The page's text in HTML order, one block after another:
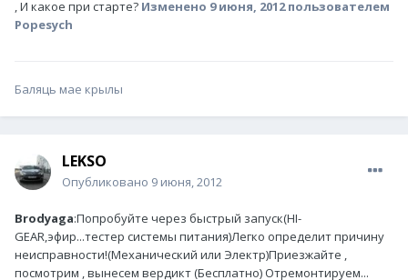
, И какое при старте? Изменено 9 июня, 2012пользователем
Popesych
Баляць мае крылы
LEKSO
Опубликовано 9 июня, 2012
Brodyaga:Попробуйте через быстрый запуск(НI-
GEAR,эфир...тестер системы питания)Легко определит причину
неисправности!(Механический или Электр)Приезжайте ,
посмотрим , вынесем вердикт (Бесплатно) Отремонтируем...